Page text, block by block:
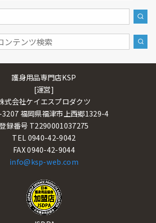
護身用品専門店KSP
[運営]
式会社ケイエスプロダクツ
3207 福岡県福津市上西郷1329-4
録番号 T2290001037275
TEL 0940-42-9042
FAX 0940-42-9044
info@ksp-web.com